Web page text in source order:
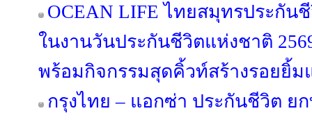
OCEAN LIFE ไทยสมุทรประกัน
ในงานวันประกันชีวิตแห่งชาติ
พร้อมกิจกรรมสุดคิ้วท์สร้างรอยยิ้ม
กรุงไทย – แอกซ่า ประกันชีวิต